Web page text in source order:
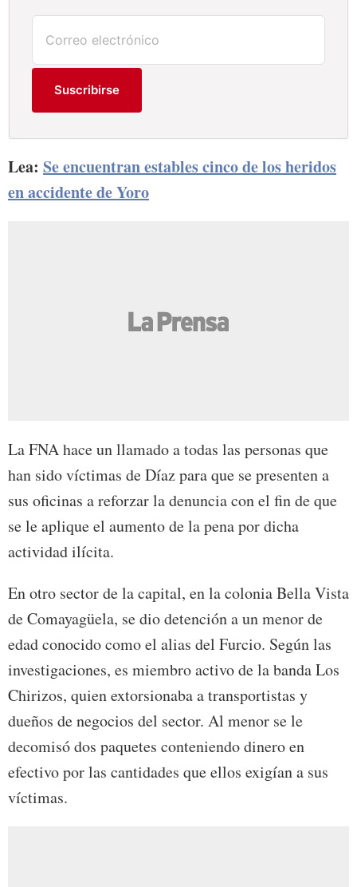
Suscribirse
Lea: Se encuentran estables cinco de los heridos
en accidente de Yoro
La FNA hace un llamado a todas las personas que
han sido víctimas de Díaz para que se presenten a
sus oficinas a reforzar la denuncia con el fin de que
se le aplique el aumento de la pena por dicha
actividad ilícita.
En otro sector de la capital, en la colonia Bella Vista
de Comayagüela, se dio detención a un menor de
edad conocido como el alias del Furcio. Según las
investigaciones, es miembro activo de la banda Los
Chirizos, quien extorsionaba a transportistas y
dueños de negocios del sector. Al menor se le
decomisó dos paquetes conteniendo dinero en
efectivo por las cantidades que ellos exigían a sus
víctimas.